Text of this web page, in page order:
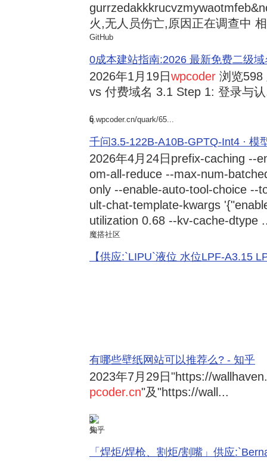
火,无人员伤亡,原因正在调查中
GitHub
0成本建站指南:2026 最新免费二级
2026年1月19日wpcoder 浏览598
vs 付费域名 3.1 Step 1: 登录与
6
q.wpcoder.cn/quark/65...
千问3.5-122B-A10B-GPTQ-Int4 · 模
2026年4月24日 prefix-caching --
om-all-reduce --max-num-
only --enable-auto-tool-choice --
ult-chat-template-kwargs
utilization 0.68 --kv-cache-dtype
魔搭社区
【供应:`LIPU`液位 水位LPF-A3.15
有哪些壁纸网站可以推荐么? - 知乎
2023年7月29日 "https://
pcoder.cn"及"https://wall...
3
知乎
「焊炬/焊枪、割炬/割嘴」供应